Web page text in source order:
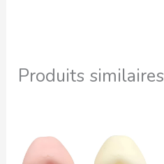
Produits similaires